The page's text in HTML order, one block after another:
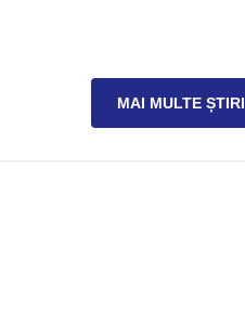
MAI MULTE ȘTIRI